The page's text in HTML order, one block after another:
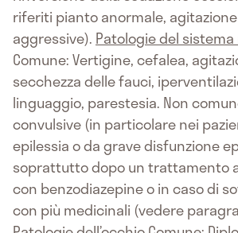
riferiti pianto anormale,
aggressive). Patologie del
Comune: Vertigine, cefalea,
secchezza delle fauci,
linguaggio, parestesia. Non
convulsive (in particolare nei
epilessia o da grave disfunzione
soprattutto dopo un trattamento
con benzodiazepine o in caso di
con più medicinali (vedere